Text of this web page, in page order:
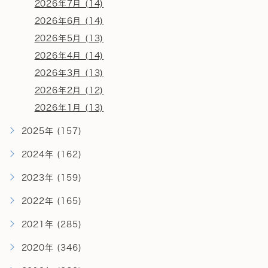
2026年7月 (14)
2026年6月 (14)
2026年5月 (13)
2026年4月 (14)
2026年3月 (13)
2026年2月 (12)
2026年1月 (13)
2025年 (157)
2024年 (162)
2023年 (159)
2022年 (165)
2021年 (285)
2020年 (346)